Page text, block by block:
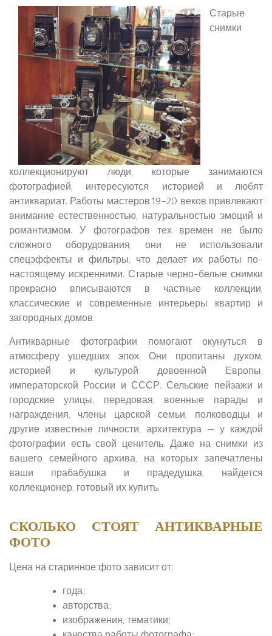
Старые
снимки
коллекционируют люди, которые занимаются
фотографией, интересуются историей и любят
антиквариат. Работы мастеров 19–20 веков привлекают
внимание естественностью, натуральностью эмоций и
романтизмом. У фотографов тех времен не было
сложного оборудования, они не использовали
спецэффекты и фильтры, что делает их работы по-
настоящему искренними. Старые черно-белые снимки
прекрасно вписываются в частные коллекции,
классические и современные интерьеры квартир и
загородных домов.
Антикварные фотографии помогают окунуться в
атмосферу ушедших эпох. Они пропитаны духом,
историей и культурой довоенной Европы,
императорской России и СССР. Сельские пейзажи и
городские улицы, передовая, военные парады и
награждения, члены царской семьи, полководцы и
другие известные личности, архитектура — у каждой
фотографии есть свой ценитель. Даже на снимки из
вашего семейного архива, на которых запечатлены
ваши прабабушка и прадедушка, найдется
коллекционер, готовый их купить.
СКОЛЬКО СТОЯТ АНТИКВАРНЫЕ
ФОТО
Цена на старинное фото зависит от:
года;
авторства;
изображения, тематики;